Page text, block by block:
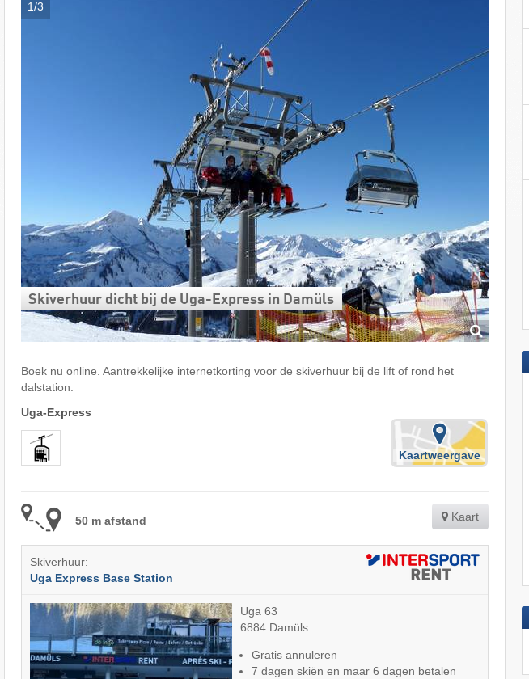
1/3
Skiverhuur dicht bij de Uga-Express in Damüls
Boek nu online. Aantrekkelijke internetkorting voor de skiverhuur bij de lift of rond het
dalstation:
Uga-Express
Kaartweergave
50 m afstand Kaart
Skiverhuur:
Uga Express Base Station
Uga 63
6884 Damüls
Gratis annuleren
7 dagen skiën en maar 6 dagen betalen